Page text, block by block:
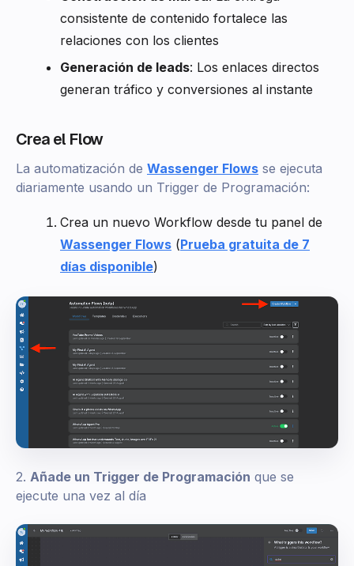
consistente de contenido fortalece las
relaciones con los clientes
Generación de leads: Los enlaces directos
generan tráfico y conversiones al instante
Crea el Flow
La automatización de Wassenger Flows se ejecuta
diariamente usando un Trigger de Programación:
Crea un nuevo Workflow desde tu panel de
Wassenger Flows (Prueba gratuita de 7
días disponible)
2. Añade un Trigger de Programación que se
ejecute una vez al día